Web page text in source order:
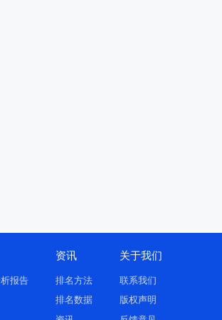
报告
资讯
排名方法
排名数据
关于我们
联系我们
版权声明